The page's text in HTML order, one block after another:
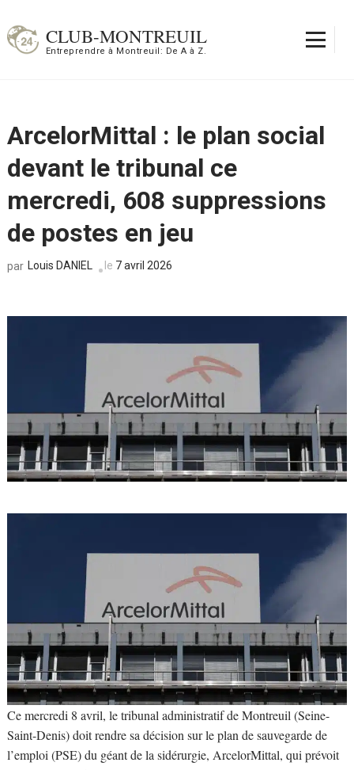
au
contenu
CLUB-MONTREUIL
Entreprendre à Montreuil: De A à Z.
ArcelorMittal : le plan social
devant le tribunal ce
mercredi, 608 suppressions
de postes en jeu
par Louis DANIEL le 7 avril 2026
Ce mercredi 8 avril, le tribunal administratif de Montreuil (Seine-
Saint-Denis) doit rendre sa décision sur le plan de sauvegarde de
l’emploi (PSE) du géant de la sidérurgie, ArcelorMittal, qui prévoit